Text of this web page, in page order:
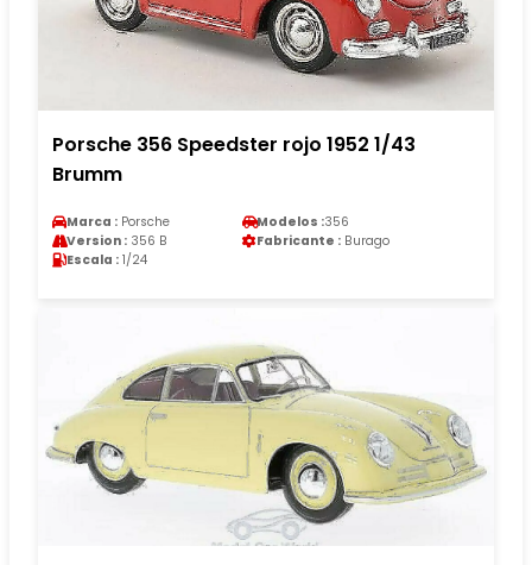
Porsche 356 Speedster rojo 1952 1/43
Brumm
Marca : Porsche Modelos :356
Version : 356 B Fabricante : Burago
Escala : 1/24